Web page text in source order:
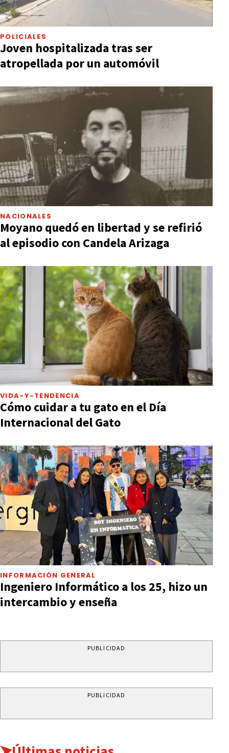
POLICIALES
Joven hospitalizada tras ser
atropellada por un automóvil
NACIONALES
Moyano quedó en libertad y se refirió
al episodio con Candela Arizaga
VIDA-Y-TENDENCIA
Cómo cuidar a tu gato en el Día
Internacional del Gato
INFORMACIÓN GENERAL
Ingeniero Informático a los 25, hizo un
intercambio y enseña
PUBLICIDAD
PUBLICIDAD